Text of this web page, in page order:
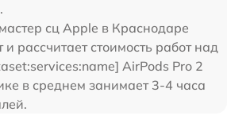
сц Apple в Краснодаре
и рассчитает стоимость работ над
AirPods Pro 2
в среднем занимает 3-4 часа